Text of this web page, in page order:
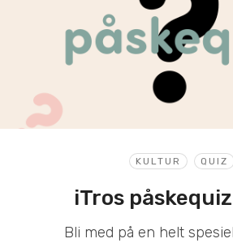
KULTUR QUIZ
iTros
Bli med på en helt